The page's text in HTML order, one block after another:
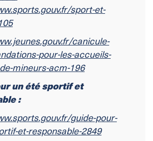
sport-et-
canicule-
pour-les-accueils-
mineurs-acm-196
un été sportif et
:
guide-pour-
et-responsable-2849